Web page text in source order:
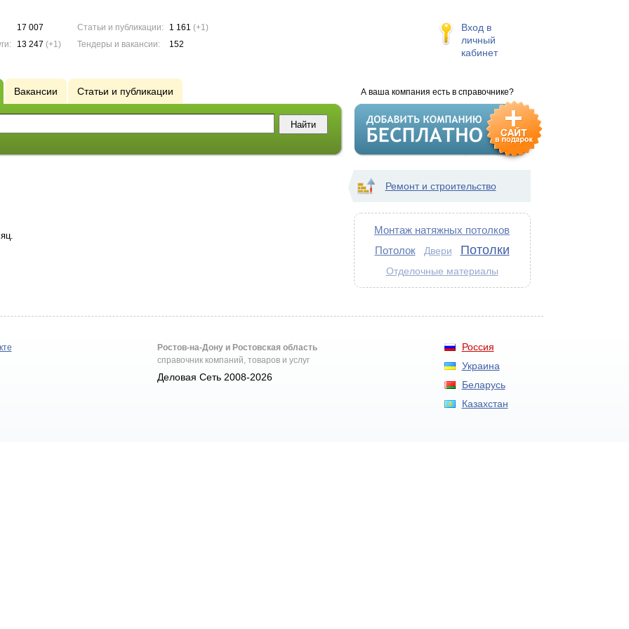
17 007
13 247 (+1)
Статьи и публикации: 1 161 (+1)
Тендеры и вакансии:
152
Вход в
личный
кабинет
А ваша компания есть в справочнике?
Вакансии Статьи и публикации
Ремонт и строительство
Монтаж натяжных потолков
Потолок
Двери Потолки
Отделочные материалы
Россия
Украина
Беларусь
Казахстан
Ростов-на-Дону и Ростовская область
справочник компаний, товаров и услуг
Деловая Сеть 2008-2026